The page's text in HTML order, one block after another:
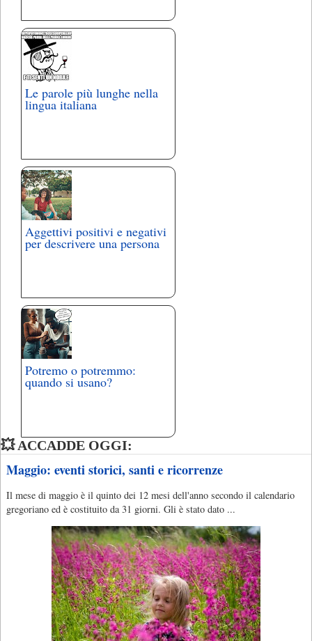
Le parole più lunghe nella
lingua italiana
Aggettivi positivi e negativi
per descrivere una persona
Potremo o potremmo:
quando si usano?
💥 ACCADDE OGGI:
Maggio: eventi storici, santi e ricorrenze
Il mese di maggio è il quinto dei 12 mesi dell'anno secondo il calendario
gregoriano ed è costituito da 31 giorni. Gli è stato dato ...